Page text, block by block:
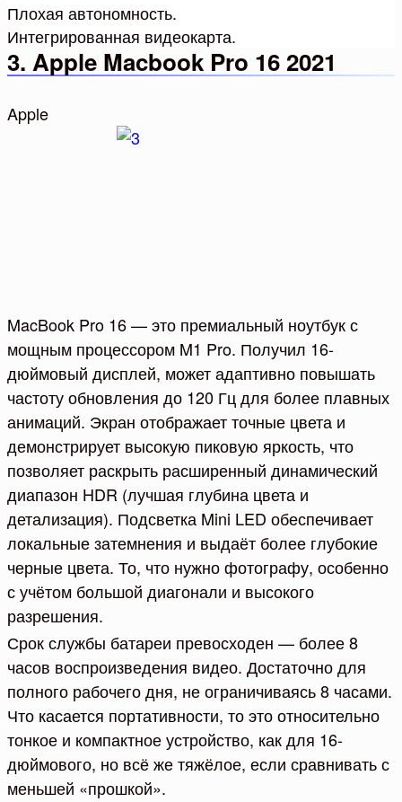
Плохая автономность.
Интегрированная видеокарта.
3. Apple Macbook Pro 16 2021
Apple
MacBook Pro 16 — это премиальный ноутбук с
мощным процессором M1 Pro. Получил 16-
дюймовый дисплей, может адаптивно повышать
частоту обновления до 120 Гц для более плавных
анимаций. Экран отображает точные цвета и
демонстрирует высокую пиковую яркость, что
позволяет раскрыть расширенный динамический
диапазон HDR (лучшая глубина цвета и
детализация). Подсветка Mini LED обеспечивает
локальные затемнения и выдаёт более глубокие
черные цвета. То, что нужно фотографу, особенно
с учётом большой диагонали и высокого
разрешения.
Срок службы батареи превосходен — более 8
часов воспроизведения видео. Достаточно для
полного рабочего дня, не ограничиваясь 8 часами.
Что касается портативности, то это относительно
тонкое и компактное устройство, как для 16-
дюймового, но всё же тяжёлое, если сравнивать с
меньшей «прошкой».